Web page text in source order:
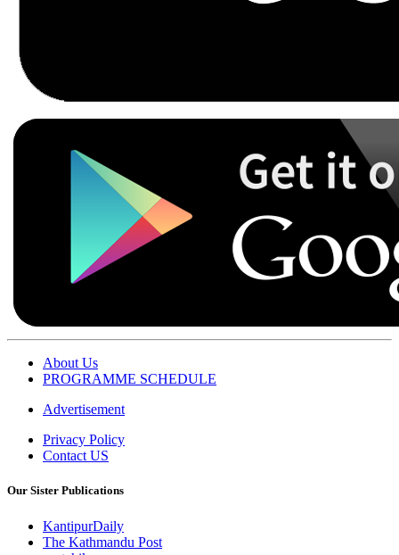
About Us
PROGRAMME SCHEDULE
Advertisement
Privacy Policy
Contact US
Our Sister Publications
KantipurDaily
The Kathmandu Post